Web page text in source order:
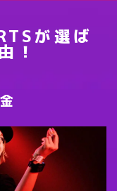
が選ば
！